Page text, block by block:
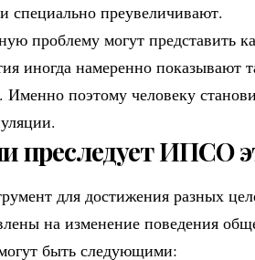
специально преувеличивают.
проблему могут представить
иногда намеренно показывают
поэтому человеку
преследует ИПСО
для достижения разных
на изменение поведения
быть следующими: